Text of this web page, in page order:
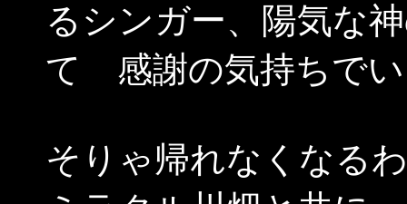
るシンガー、陽気な
て 感謝の気持ちでい
そりゃ帰れなくなる